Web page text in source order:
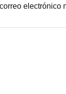
electrónico